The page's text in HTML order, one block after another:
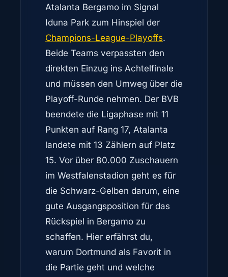
Atalanta Bergamo im Signal
Iduna Park zum Hinspiel der
Champions-League-Playoffs.
Beide Teams verpassten den
direkten Einzug ins Achtelfinale
und müssen den Umweg über die
Playoff-Runde nehmen. Der BVB
beendete die Ligaphase mit 11
Punkten auf Rang 17, Atalanta
landete mit 13 Zählern auf Platz
15. Vor über 80.000 Zuschauern
im Westfalenstadion geht es für
die Schwarz-Gelben darum, eine
gute Ausgangsposition für das
Rückspiel in Bergamo zu
schaffen. Hier erfährst du,
warum Dortmund als Favorit in
die Partie geht und welche